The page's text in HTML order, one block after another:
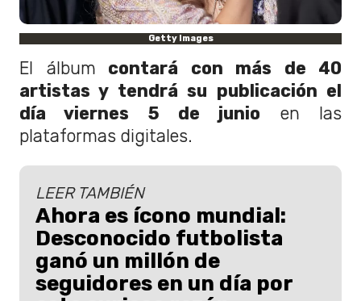
Getty Images
El álbum contará con más de 40
artistas y tendrá su publicación el
día viernes 5 de junio en las
plataformas digitales.
LEER TAMBIÉN
Ahora es ícono mundial:
Desconocido futbolista
ganó un millón de
seguidores en un día por